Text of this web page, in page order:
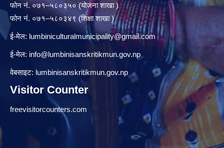
फोन नं. ०७१–५८०३५० (योजना शाखा )
फोन नं. ०७१–५८०३४९ (शिक्षा शाखा )
ई-मेल: lumbiniculturalmunicipality@gmail.com
ई-मेल: info@lumbinisanskritikmun.gov.np
वेबसाइट: lumbinisanskritikmun.gov.np
Visitor Counter
freevisitorcounters.com